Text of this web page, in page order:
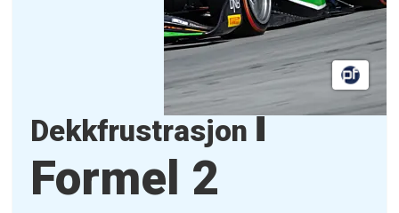
Dekkfrustrasjon i
Formel 2